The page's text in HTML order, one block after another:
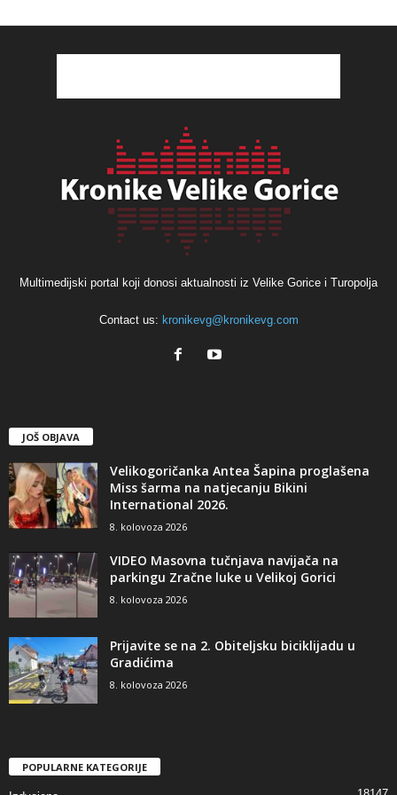
Multimedijski portal koji donosi aktualnosti iz Velike Gorice i Turopolja
Contact us: kronikevg@kronikevg.com
JOŠ OBJAVA
Velikogoričanka Antea Šapina proglašena
Miss šarma na natjecanju Bikini
International 2026.
8. kolovoza 2026
VIDEO Masovna tučnjava navijača na
parkingu Zračne luke u Velikoj Gorici
8. kolovoza 2026
Prijavite se na 2. Obiteljsku biciklijadu u
Gradićima
8. kolovoza 2026
POPULARNE KATEGORIJE